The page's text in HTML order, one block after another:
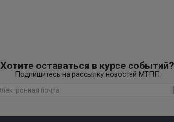
Хотите оставаться в курсе событий?
Подпишитесь на рассылку новостей МТПП